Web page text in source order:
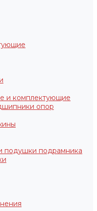
и комплектующие
опор
подушки подрамника